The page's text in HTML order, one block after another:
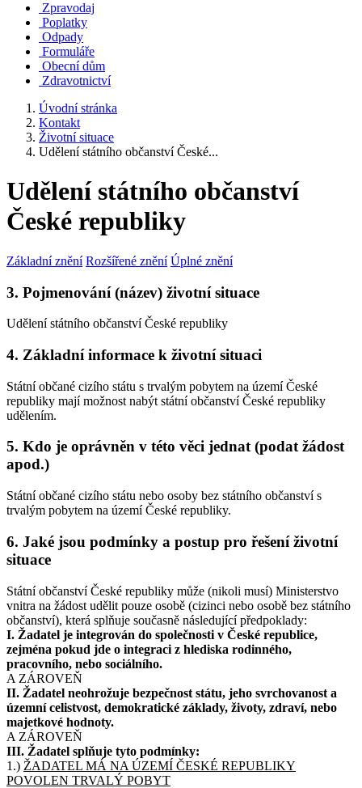
Zpravodaj
Poplatky
Odpady
Formuláře
Obecní dům
Zdravotnictví
Úvodní stránka
Kontakt
Životní situace
Udělení státního občanství České...
Udělení státního občanství
České republiky
Základní znění Rozšířené znění Úplné znění
3. Pojmenování (název) životní situace
Udělení státního občanství České republiky
4. Základní informace k životní situaci
Státní občané cizího státu s trvalým pobytem na území České
republiky mají možnost nabýt státní občanství České republiky
udělením.
5. Kdo je oprávněn v této věci jednat (podat žádost
apod.)
Státní občané cizího státu nebo osoby bez státního občanství s
trvalým pobytem na území České republiky.
6. Jaké jsou podmínky a postup pro řešení životní
situace
Státní občanství České republiky může (nikoli musí) Ministerstvo
vnitra na žádost udělit pouze osobě (cizinci nebo osobě bez státního
občanství), která splňuje současně následující předpoklady:
I. Žadatel je integrován do společnosti v České republice,
zejména pokud jde o integraci z hlediska rodinného,
pracovního, nebo sociálního.
A ZÁROVEŇ
II. Žadatel neohrožuje bezpečnost státu, jeho svrchovanost a
územní celistvost, demokratické základy, životy, zdraví, nebo
majetkové hodnoty.
A ZÁROVEŇ
III. Žadatel splňuje tyto podmínky:
1.) ŽADATEL MÁ NA ÚZEMÍ ČESKÉ REPUBLIKY
POVOLEN TRVALÝ POBYT